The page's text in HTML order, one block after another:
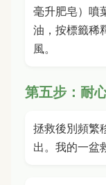
毫升肥皂）噴
油，按標籤稀
風。
第五步：耐
拯救後別頻繁
出。我的一盆